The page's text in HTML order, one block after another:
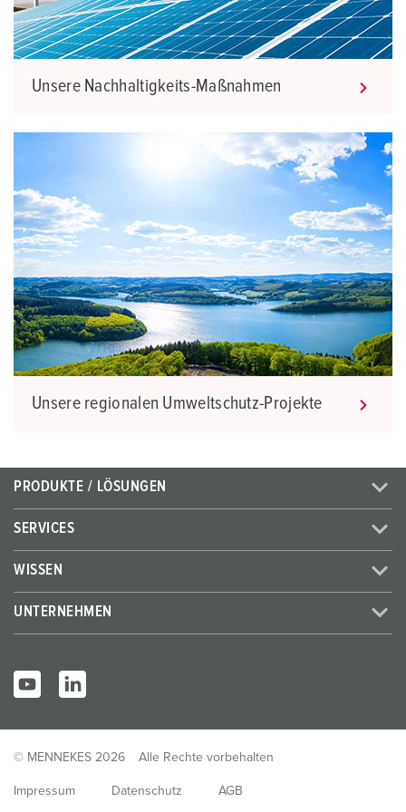
Unsere Nachhaltigkeits-Maßnahmen
Unsere regionalen Umweltschutz-Projekte
PRODUKTE / LÖSUNGEN
SERVICES
WISSEN
UNTERNEHMEN
© MENNEKES 2026 Alle Rechte vorbehalten
Impressum Datenschutz AGB